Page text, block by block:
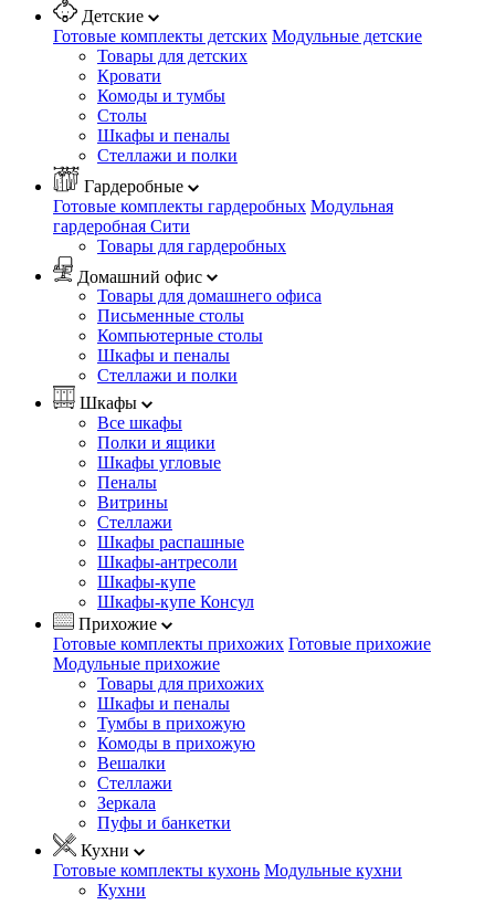
Детские
Готовые комплекты детских Модульные детские
Товары для детских
Кровати
Комоды и тумбы
Столы
Шкафы и пеналы
Стеллажи и полки
Гардеробные
Готовые комплекты гардеробных Модульная
гардеробная Сити
Товары для гардеробных
Домашний офис
Товары для домашнего офиса
Письменные столы
Компьютерные столы
Шкафы и пеналы
Стеллажи и полки
Шкафы
Все шкафы
Полки и ящики
Шкафы угловые
Пеналы
Витрины
Стеллажи
Шкафы распашные
Шкафы-антресоли
Шкафы-купе
Шкафы-купе Консул
Прихожие
Готовые комплекты прихожих Готовые прихожие
Модульные прихожие
Товары для прихожих
Шкафы и пеналы
Тумбы в прихожую
Комоды в прихожую
Вешалки
Стеллажи
Зеркала
Пуфы и банкетки
Кухни
Готовые комплекты кухонь Модульные кухни
Кухни